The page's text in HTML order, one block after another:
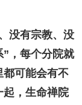
没有宗教、没
，每个分院就
都可能会有不
起，生命禅院